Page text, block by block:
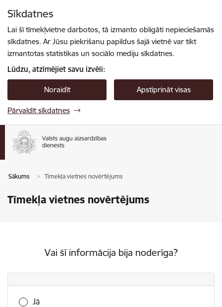
Sīkdatnes
Lai šī tīmekļvietne darbotos, tā izmanto obligāti nepieciešamās
sīkdatnes. Ar Jūsu piekrišanu papildus šajā vietnē var tikt
izmantotas statistikas un sociālo mediju sīkdatnes.
Lūdzu, atzīmējiet savu izvēli:
Noraidīt Apstiprināt visas
Pārvaldīt sīkdatnes
Sākums Tīmekļa vietnes novērtējums
Tīmekļa vietnes novērtējums
Vai šī informācija bija noderīga?
Vai šī informācija bija noderīga?
Jā